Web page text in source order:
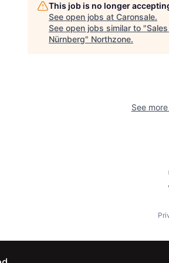
This job is no longer
See open jobs at Caronsale.
See open jobs similar to "
Nürnberg" Northzone.
See